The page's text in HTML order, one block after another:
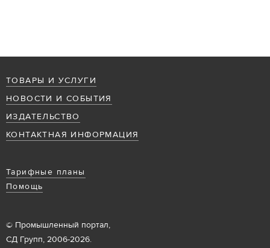
ТОВАРЫ И УСЛУГИ
НОВОСТИ И СОБЫТИЯ
ИЗДАТЕЛЬСТВО
КОНТАКТНАЯ ИНФОРМАЦИЯ
Тарифные планы
Помощь
© Промышленный портал,
СД Групп, 2006-2026.